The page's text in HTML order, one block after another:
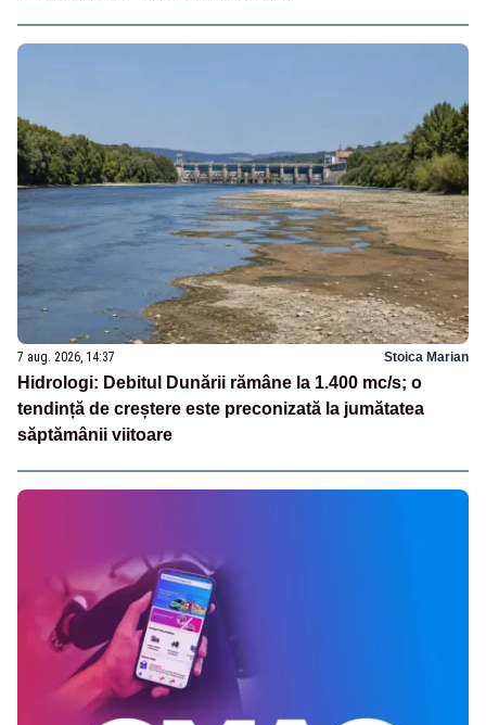
7 aug. 2026, 14:37 Stoica Marian
Hidrologi: Debitul Dunării rămâne la 1.400 mc/s; o
tendință de creștere este preconizată la jumătatea
săptămânii viitoare